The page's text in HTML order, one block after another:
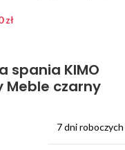
zł
spania KIMO
Meble czarny
7 dni roboczych